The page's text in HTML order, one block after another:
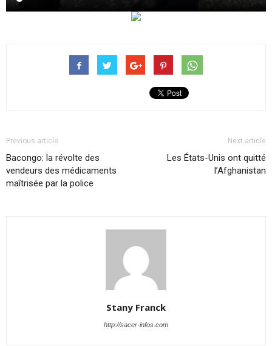
Previous article
Bacongo: la révolte des
vendeurs des médicaments
maîtrisée par la police
Next article
Les États-Unis ont quitté
l’Afghanistan
Stany Franck
http://sacer-infos.com